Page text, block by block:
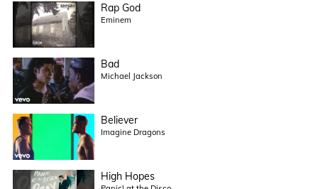
Rap God
Eminem
Bad
Michael Jackson
Believer
Imagine Dragons
High Hopes